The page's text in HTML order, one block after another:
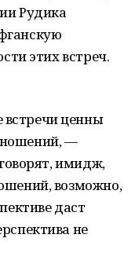
Рудика
этих встреч.
ценны
—
имидж,
возможно,
даст
не